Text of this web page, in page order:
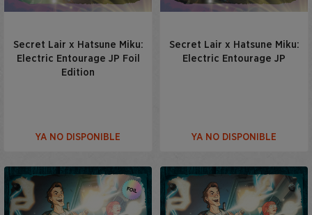
Secret Lair x Hatsune Miku:
Electric Entourage JP Foil
Edition
YA NO DISPONIBLE
Secret Lair x Hatsune Miku:
Electric Entourage JP
YA NO DISPONIBLE